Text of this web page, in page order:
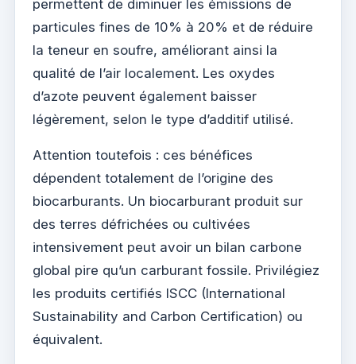
permettent de diminuer les émissions de
particules fines de 10% à 20% et de réduire
la teneur en soufre, améliorant ainsi la
qualité de l’air localement. Les oxydes
d’azote peuvent également baisser
légèrement, selon le type d’additif utilisé.
Attention toutefois : ces bénéfices
dépendent totalement de l’origine des
biocarburants. Un biocarburant produit sur
des terres défrichées ou cultivées
intensivement peut avoir un bilan carbone
global pire qu’un carburant fossile. Privilégiez
les produits certifiés ISCC (International
Sustainability and Carbon Certification) ou
équivalent.